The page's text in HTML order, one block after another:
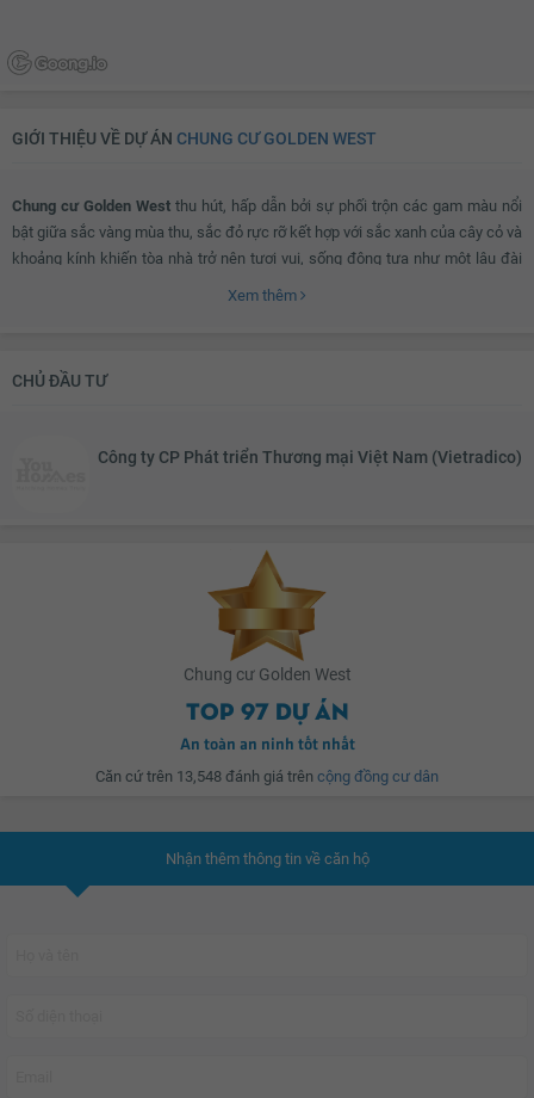
GIỚI THIỆU VỀ DỰ ÁN CHUNG CƯ GOLDEN WEST
Chung cư Golden West thu hút, hấp dẫn bởi sự phối trộn các gam màu nổi
bật giữa sắc vàng mùa thu, sắc đỏ rực rỡ kết hợp với sắc xanh của cây cỏ và
khoảng kính khiến tòa nhà trở nên tươi vui, sống động tựa như một lâu đài
kiến trúc tinh tế và hiện đại. Điểm nhấn nổi bật nhất của
Cuộc sống yên bình tọa lạc trong khuôn viên hiện đại của
Xem thêm
CHỦ ĐẦU TƯ
Công ty CP Phát triển Thương mại Việt Nam (Vietradico)
Chung cư Golden West
Top 97 dự án
An toàn an ninh tốt nhất
Căn cứ trên 13,548 đánh giá trên cộng đồng cư dân
Nhận thêm thông tin về căn hộ